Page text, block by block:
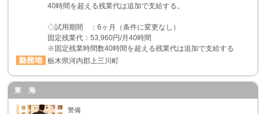
40時間を超える残業代は追加で支給する。
◇試用期間 ：6ヶ月（条件に変更なし）
固定残業代：53,960円/月40時間
※固定残業時間数40時間を超える残業代は追加で支給する
栃木県河内郡上三川町
東 海
警備